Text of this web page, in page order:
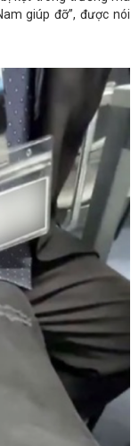
giúp đỡ”, được nói